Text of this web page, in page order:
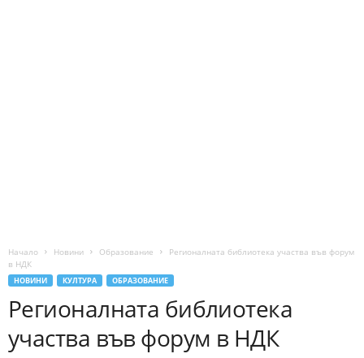
Начало Новини Образование
Регионалната библиотека участва във форум
в НДК
НОВИНИ КУЛТУРА ОБРАЗОВАНИЕ
Регионалната библиотека
участва във форум в НДК